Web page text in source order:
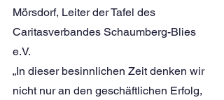
Mörsdorf, Leiter der Tafel des
Caritasverbandes Schaumberg-Blies
e.V.
„In dieser besinnlichen Zeit denken wir
nicht nur an den geschäftlichen Erfolg,